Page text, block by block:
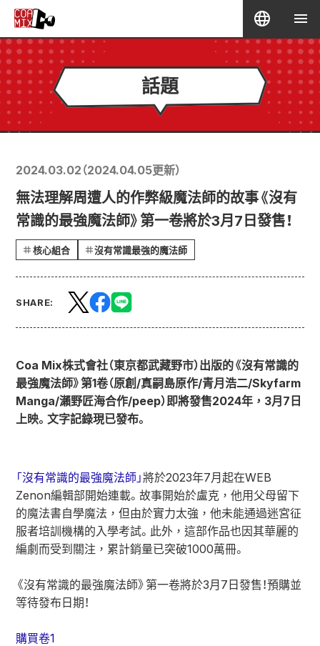
話題
2024.03.02 （2024.04.05更新）
無法理解周遭人的作弊級魔法師的故事《沒有
常識的最強魔法師》第一卷將於3月7日發售！
核心組合 沒有常識最強的魔法師
SHARE:
Coa Mix株式會社（東京都武藏野市）出版的《沒有常識的
最強魔法師》第1卷（原創/真嗣島原作/青月浩二/Skyfarm
Manga/瀨野匠海合作/peep）即將發售2024年，3月7日
上映。文字記錄現已發布。
「沒有常識的最強魔法師」將於2023年7月起在WEB
Zenon編輯部開始連載。故事開始於盧克，他用父母留下
的魔法書自學魔法，但由於實力太強，他未能通過迷宮征
服者培訓機構的入學考試。此外，這部作品也因其華麗的
編劇而受到關注，累計銷量已突破1000萬冊。
《沒有常識的最強魔法師》第一卷將於3月7日發售！預購並
等待發布日期！
購買卷1